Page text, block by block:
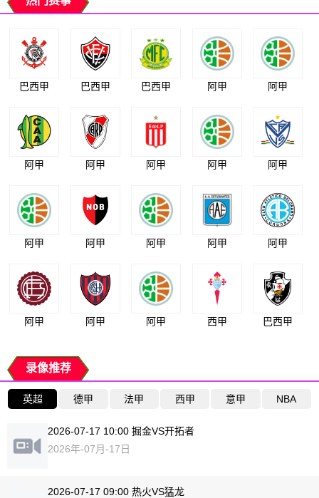
巴西甲 巴西甲 巴西甲 阿甲 阿甲
阿甲 阿甲 阿甲 阿甲 阿甲
阿甲 阿甲 阿甲 阿甲 阿甲
阿甲 阿甲 阿甲 西甲 巴西甲
录像推荐
英超 德甲 法甲 西甲 意甲 NBA
2026-07-17 10:00 掘金VS开拓者
2026年-07月-17日
2026-07-17 09:00 热火VS猛龙